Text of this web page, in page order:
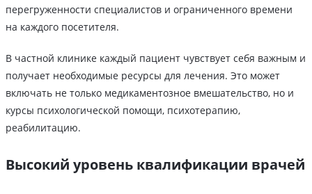
перегруженности специалистов и ограниченного времени
на каждого посетителя.
В частной клинике каждый пациент чувствует себя важным и
получает необходимые ресурсы для лечения. Это может
включать не только медикаментозное вмешательство, но и
курсы психологической помощи, психотерапию,
реабилитацию.
Высокий уровень квалификации врачей